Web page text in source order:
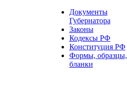
Документы
Губернатора
Законы
Кодексы РФ
Конституция РФ
Формы, образцы,
бланки